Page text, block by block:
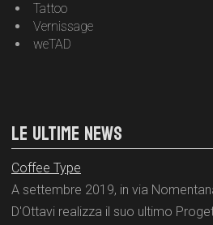
Tattoo
Vernissage
weTAD
LE ULTIME NEWS
Coffee Type
A settembre 2019, in via
D'Ottavi realizza il suo ultimo